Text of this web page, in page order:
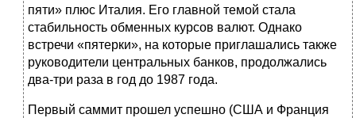
пяти» плюс Италия. Его главной темой стала
стабильность обменных курсов валют. Однако
встречи «пятерки», на которые приглашались также
руководители центральных банков, продолжались
два-три раза в год до 1987 года.
Первый саммит прошел успешно (США и Франция